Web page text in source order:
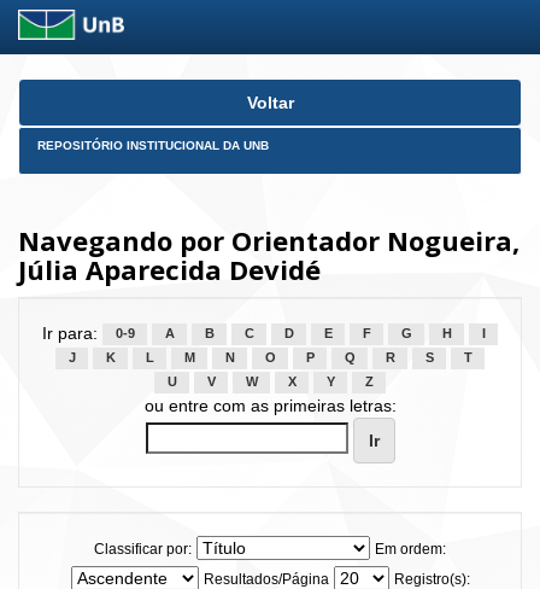
Skip
Voltar
REPOSITÓRIO INSTITUCIONAL DA UNB
Navegando por Orientador Nogueira,
Júlia Aparecida Devidé
Ir para: 0-9 A B C D E F G H
J
K L M N O P Q R S
T
U
V W X Y Z
ou entre com as primeiras letras:
Classificar por:
Em ordem:
Resultados/Página
Registro(s):